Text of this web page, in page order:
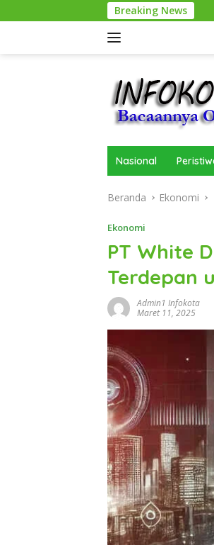
ke
Breaking News
Nasional
Beranda Ekonomi
Ekonomi
PT White
Terdepan
Admin1 Infokota
Maret 11, 2025